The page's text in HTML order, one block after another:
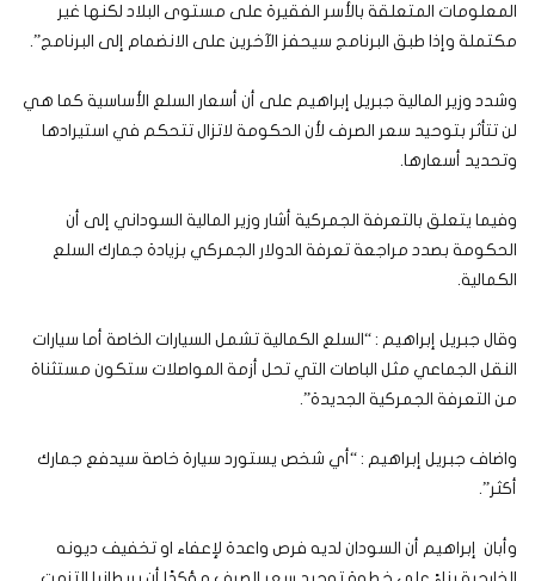
المعلومات المتعلقة بالأسر الفقيرة على مستوى البلاد لكنها غير
مكتملة وإذا طبق البرنامج سيحفز الآخرين على الانضمام إلى البرنامج”.
وشدد وزير المالية جبريل إبراهيم على أن أسعار السلع الأساسية كما هي
لن تتأثر بتوحيد سعر الصرف لأن الحكومة لاتزال تتحكم في استيرادها
وتحديد أسعارها.
وفيما يتعلق بالتعرفة الجمركية أشار وزير المالية السوداني إلى أن
الحكومة بصدد مراجعة تعرفة الدولار الجمركي بزيادة جمارك السلع
الكمالية.
وقال جبريل إبراهيم : “السلع الكمالية تشمل السيارات الخاصة أما سيارات
النقل الجماعي مثل الباصات التي تحل أزمة المواصلات ستكون مستثناة
من التعرفة الجمركية الجديدة”.
واضاف جبريل إبراهيم : “أي شخص يستورد سيارة خاصة سيدفع جمارك
أكثر”.
وأبان إبراهيم أن السودان لديه فرص واعدة لإعفاء او تخفيف ديونه